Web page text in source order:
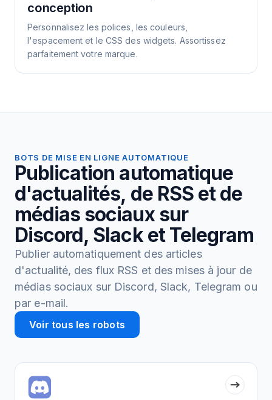
conception
Personnalisez les polices, les couleurs,
l'espacement et le CSS des widgets. Assortissez
parfaitement votre marque.
BOTS DE MISE EN LIGNE AUTOMATIQUE
Publication automatique
d'actualités, de RSS et de
médias sociaux sur
Discord, Slack et Telegram
Publier automatiquement des articles
d'actualité, des flux RSS et des mises à jour de
médias sociaux sur Discord, Slack, Telegram ou
par e-mail.
Voir tous les robots